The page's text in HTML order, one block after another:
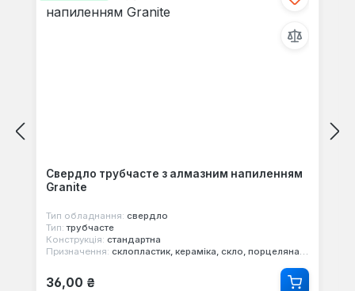
Свердло трубчасте з алмазним напиленням
Granite
Тип обладнання: свердло
Тип: трубчасте
Конструкція: стандартна
Призначення: склопластик, кераміка, скло, порцеляна, дзеркало
Звичайна ціна:
36,00 ₴